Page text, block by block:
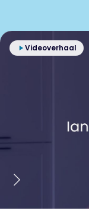
Videoverhaal